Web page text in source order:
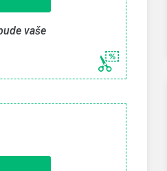
vaše
Zkopírovat kupón «